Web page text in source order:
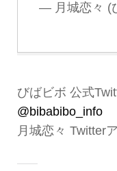
— 月城恋々 (
びばビボ 公式
@bibabibo_info
月城恋々 Twitter